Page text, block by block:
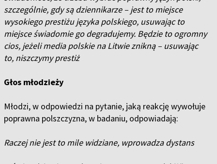
szczególnie, gdy są dziennikarze – jest to miejsce
wysokiego prestiżu języka polskiego, usuwając to
miejsce świadomie go degradujemy. Będzie to ogromny
cios, jeżeli media polskie na Litwie znikną – usuwając
to, niszczymy prestiż
Głos młodzieży
Młodzi, w odpowiedzi na pytanie, jaką reakcję wywołuje
poprawna polszczyzna, w badaniu, odpowiadają:
Raczej nie jest to mile widziane, wprowadza dystans